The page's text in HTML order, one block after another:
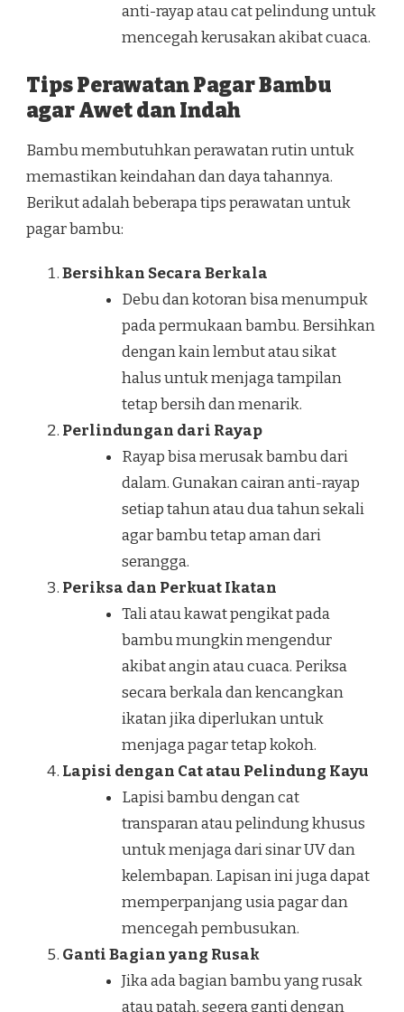
anti-rayap atau cat pelindung untuk
mencegah kerusakan akibat cuaca.
Tips Perawatan Pagar Bambu
agar Awet dan Indah
Bambu membutuhkan perawatan rutin untuk
memastikan keindahan dan daya tahannya.
Berikut adalah beberapa tips perawatan untuk
pagar bambu:
Bersihkan Secara Berkala
Debu dan kotoran bisa menumpuk
pada permukaan bambu. Bersihkan
dengan kain lembut atau sikat
halus untuk menjaga tampilan
tetap bersih dan menarik.
Perlindungan dari Rayap
Rayap bisa merusak bambu dari
dalam. Gunakan cairan anti-rayap
setiap tahun atau dua tahun sekali
agar bambu tetap aman dari
serangga.
Periksa dan Perkuat Ikatan
Tali atau kawat pengikat pada
bambu mungkin mengendur
akibat angin atau cuaca. Periksa
secara berkala dan kencangkan
ikatan jika diperlukan untuk
menjaga pagar tetap kokoh.
Lapisi dengan Cat atau Pelindung Kayu
Lapisi bambu dengan cat
transparan atau pelindung khusus
untuk menjaga dari sinar UV dan
kelembapan. Lapisan ini juga dapat
memperpanjang usia pagar dan
mencegah pembusukan.
Ganti Bagian yang Rusak
Jika ada bagian bambu yang rusak
atau patah, segera ganti dengan